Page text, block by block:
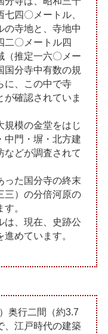
四〇メートル、
の寺地と、寺地中
二〇メートル四
（推定一六〇メー
国分寺中有数の規
に、この中で寺
確認されていま
規模の金堂をはじ
中門・塀・北方建
などが調査されて
った国分寺の終末
三）の分倍河原の
。
は、現在、史跡公
めています。
奥行二間（約3.7
、江戸時代の建築